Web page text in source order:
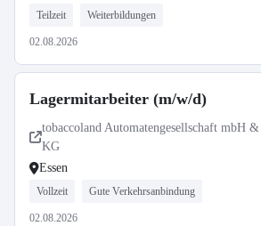
Teilzeit Weiterbildungen
02.08.2026
Lagermitarbeiter (m/w/d)
tobaccoland Automatengesellschaft mbH
KG
Essen
Vollzeit Gute Verkehrsanbindung
02.08.2026